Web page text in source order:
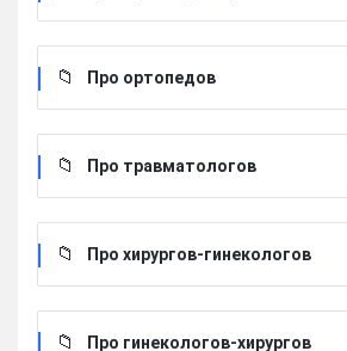
Про ортопедов
Про травматологов
Про хирургов-гинекологов
Про гинекологов-хирургов